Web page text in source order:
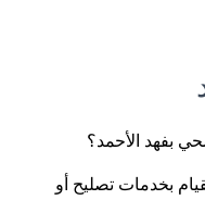
بفهد الأحمد؟
بخدمات تصليح أو